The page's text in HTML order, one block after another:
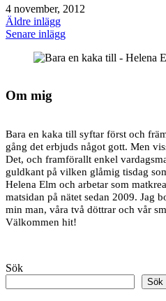
4 november, 2012
Äldre inlägg
Senare inlägg
Om mig
Bara en kaka till syftar först och
gång det erbjuds något gott. Men
Det, och framförallt enkel
guldkant på vilken glåmig tisdag
Helena Elm och arbetar som
matsidan på nätet sedan 2009. Jag
min man, våra två döttrar och vår
Välkommen hit!
Sök
Sök